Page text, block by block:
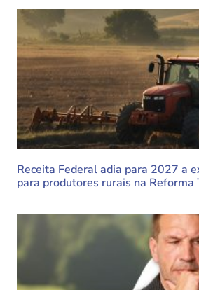
Receita Federal adia para 2027 a
para produtores rurais na Reforma